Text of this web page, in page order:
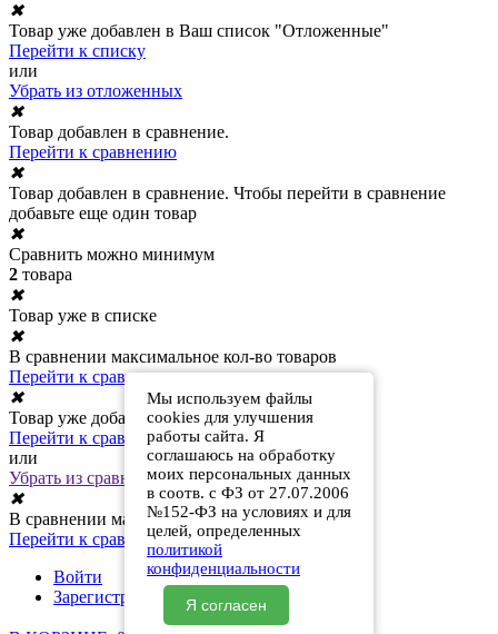
Мы используем файлы
cookies для улучшения
работы сайта. Я
соглашаюсь на обработку
моих персональных данных
в соотв. с ФЗ от 27.07.2006
№152-ФЗ на условиях и для
целей, определенных
политикой
конфиденциальности
Я согласен
✖
Товар уже добавлен в Ваш список "Отложенные"
Перейти к списку
или
Убрать из отложенных
✖
Товар добавлен в сравнение.
Перейти к сравнению
✖
Товар добавлен в сравнение. Чтобы перейти в сравнение
добавьте еще один товар
✖
Сравнить можно минимум
2 товара
✖
Товар уже в списке
✖
В сравнении максимальное кол-во товаров
Перейти к сравнению
✖
Товар уже добавлен в сравнение
Перейти к сравнению
или
Убрать из сравнения
✖
В сравнении максимальное кол-во товаров
Перейти к сравнению
Войти
Зарегистрироваться